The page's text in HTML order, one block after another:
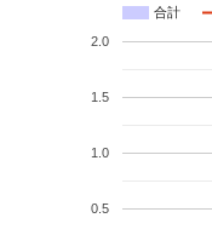
合計
0.5
1.0
1.5
2.0